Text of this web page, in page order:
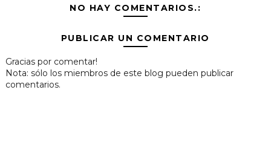
NO HAY COMENTARIOS.:
PUBLICAR UN COMENTARIO
Gracias por comentar!
Nota: sólo los miembros de este blog pueden publicar
comentarios.